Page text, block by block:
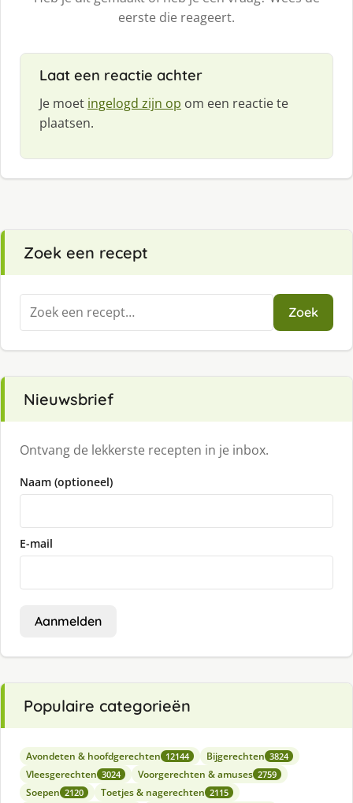
eerste die reageert.
Laat een reactie achter
Je moet ingelogd zijn op om een reactie te
plaatsen.
Zoek een recept
Zoeken
naar:
Zoek
Nieuwsbrief
Ontvang de lekkerste recepten in je inbox.
Naam (optioneel)
E-mail
Aanmelden
Populaire categorieën
Avondeten & hoofdgerechten 12144 Bijgerechten 3824
Vleesgerechten 3024 Voorgerechten & amuses 2759
Soepen 2120 Toetjes & nagerechten 2115